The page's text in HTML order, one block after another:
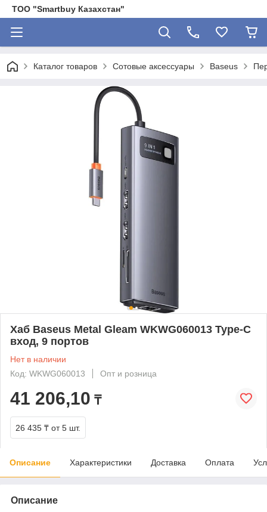
ТОО "Smartbuy Казахстан"
Каталог товаров Сотовые аксессуары Baseus
Хаб Baseus Metal Gleam WKWG060013 Type-C
вход, 9 портов
Нет в наличии
Код: WKWG060013
Опт и розница
41 206,10 ₸
26 435 ₸ от 5 шт.
Описание Характеристики Доставка Оплата
Описание